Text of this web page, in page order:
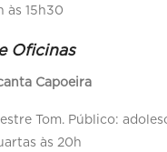
às 15h30
Oficinas
Capoeira
Tom. Público:
às 20h